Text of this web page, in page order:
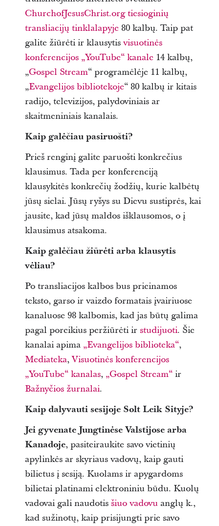
ChurchofJesusChrist.org tiesioginių
transliacijų tinklalapyje 80 kalbų. Taip pat
galite žiūrėti ir klausytis visuotinės
konferencijos „YouTube“ kanale 14 kalbų,
„Gospel Stream“ programėlėje 11 kalbų,
„Evangelijos bibliotekoje“ 80 kalbų ir kitais
radijo, televizijos, palydoviniais ar
skaitmeniniais kanalais.
Kaip galėčiau pasiruošti?
Prieš renginį galite paruošti konkrečius
klausimus. Tada per konferenciją
klausykitės konkrečių žodžių, kurie kalbėtų
jūsų sielai. Jūsų ryšys su Dievu sustiprės, kai
jausite, kad jūsų maldos išklausomos, o į
klausimus atsakoma.
Kaip galėčiau žiūrėti arba klausytis
vėliau?
Po transliacijos kalbos bus prieinamos
teksto, garso ir vaizdo formatais įvairiuose
kanaluose 98 kalbomis, kad jas būtų galima
pagal poreikius peržiūrėti ir studijuoti. Šie
kanalai apima „Evangelijos biblioteka“,
Mediateka,Visuotinės konferencijos
„YouTube“ kanalas, „Gospel Stream“ir
Bažnyčios žurnalai.
Kaip dalyvauti sesijoje Solt Leik Sityje?
Jei gyvenate Jungtinėse Valstijose arba
Kanadoje, pasiteiraukite savo vietinių
apylinkės ar skyriaus vadovų, kaip gauti
bilietus į sesiją. Kuolams ir apygardoms
bilietai platinami elektroniniu būdu. Kuolų
vadovai gali naudotis šiuo vadovu anglų k.,
kad sužinotų, kaip prisijungti prie savo